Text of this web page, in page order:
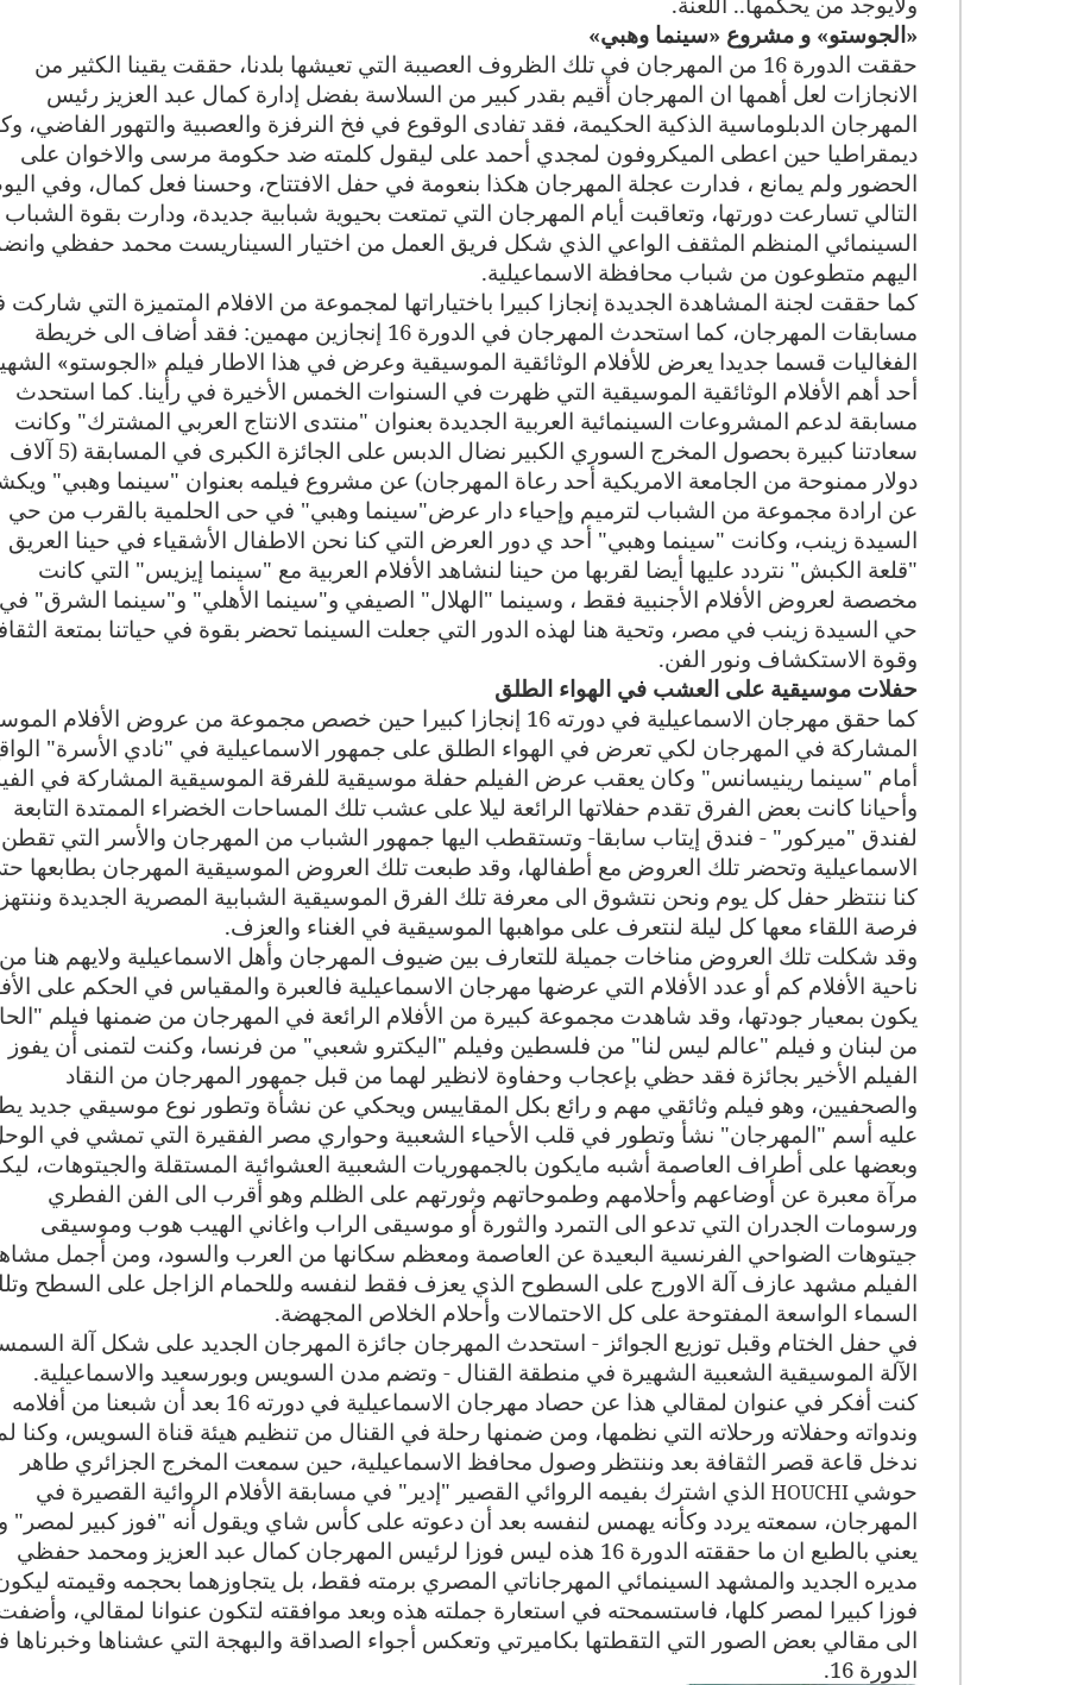
«الجوستو» و مشروع «سينما وهبي»
حققت الدورة 16 من المهرجان في تلك الظروف العصيبة التي تعيشها بلدنا، حققت يقينا الكثير من
الانجازات لعل أهمها ان المهرجان أقيم بقدر كبير من السلاسة بفضل إدارة كمال عبد العزيز رئيس
المهرجان الدبلوماسية الذكية الحكيمة، فقد تفادى الوقوع في فخ النرفزة والعصبية والتهور الفاضي،
ديمقراطيا حين اعطى الميكروفون لمجدي أحمد على ليقول كلمته ضد حكومة مرسى والاخوان على
الحضور ولم يمانع ، فدارت عجلة المهرجان هكذا بنعومة في حفل الافتتاح، وحسنا فعل كمال، وفي
التالي تسارعت دورتها، وتعاقبت أيام المهرجان التي تمتعت بحيوية شبابية جديدة، ودارت بقوة الشباب
السينمائي المنظم المثقف الواعي الذي شكل فريق العمل من اختيار السيناريست محمد حفظي
اليهم متطوعون من شباب محافظة الاسماعيلية.
كما حققت لجنة المشاهدة الجديدة إنجازا كبيرا باختياراتها لمجموعة من الافلام المتميزة التي
مسابقات المهرجان، كما استحدث المهرجان في الدورة 16 إنجازين مهمين: فقد أضاف الى خريطة
الفغاليات قسما جديدا يعرض للأفلام الوثائقية الموسيقية وعرض في هذا الاطار فيلم «الجوستو»
أحد أهم الأفلام الوثائقية الموسيقية التي ظهرت في السنوات الخمس الأخيرة في رأينا. كما استحدث
مسابقة لدعم المشروعات السينمائية العربية الجديدة بعنوان "منتدى الانتاج العربي المشترك" وكانت
سعادتنا كبيرة بحصول المخرج السوري الكبير نضال الدبس على الجائزة الكبرى في المسابقة (5 آلاف
دولار ممنوحة من الجامعة الامريكية أحد رعاة المهرجان) عن مشروع فيلمه بعنوان "سينما وهبي"
عن ارادة مجموعة من الشباب لترميم وإحياء دار عرض"سينما وهبي" في حى الحلمية بالقرب من حي
السيدة زينب، وكانت "سينما وهبي" أحد ي دور العرض التي كنا نحن الاطفال الأشقياء في حينا العريق
"قلعة الكبش" نتردد عليها أيضا لقربها من حينا لنشاهد الأفلام العربية مع "سينما إيزيس" التي كانت
مخصصة لعروض الأفلام الأجنبية فقط ، وسينما "الهلال" الصيفي و"سينما الأهلي" و"سينما الشرق" في
حي السيدة زينب في مصر، وتحية هنا لهذه الدور التي جعلت السينما تحضر بقوة في حياتنا بمتعة
وقوة الاستكشاف ونور الفن.
حفلات موسيقية على العشب في الهواء الطلق
كما حقق مهرجان الاسماعيلية في دورته 16 إنجازا كبيرا حين خصص مجموعة من عروض الأفلام
المشاركة في المهرجان لكي تعرض في الهواء الطلق على جمهور الاسماعيلية في "نادي الأسرة"
أمام "سينما رينيسانس" وكان يعقب عرض الفيلم حفلة موسيقية للفرقة الموسيقية المشاركة في
وأحيانا كانت بعض الفرق تقدم حفلاتها الرائعة ليلا على عشب تلك المساحات الخضراء الممتدة التابعة
لفندق "ميركور" - فندق إيتاب سابقا- وتستقطب اليها جمهور الشباب من المهرجان والأسر التي تقطن
الاسماعيلية وتحضر تلك العروض مع أطفالها، وقد طبعت تلك العروض الموسيقية المهرجان بطابعها
كنا ننتظر حفل كل يوم ونحن نتشوق الى معرفة تلك الفرق الموسيقية الشبابية المصرية الجديدة وننتهز
فرصة اللقاء معها كل ليلة لنتعرف على مواهبها الموسيقية في الغناء والعزف.
وقد شكلت تلك العروض مناخات جميلة للتعارف بين ضيوف المهرجان وأهل الاسماعيلية ولايهم هنا من
ناحية الأفلام كم أو عدد الأفلام التي عرضها مهرجان الاسماعيلية فالعبرة والمقياس في الحكم على
يكون بمعيار جودتها، وقد شاهدت مجموعة كبيرة من الأفلام الرائعة في المهرجان من ضمنها فيلم
من لبنان و فيلم "عالم ليس لنا" من فلسطين وفيلم "اليكترو شعبي" من فرنسا، وكنت لتمنى أن يفوز
الفيلم الأخير بجائزة فقد حظي بإعجاب وحفاوة لانظير لهما من قبل جمهور المهرجان من النقاد
والصحفيين، وهو فيلم وثائقي مهم و رائع بكل المقاييس ويحكي عن نشأة وتطور نوع موسيقي جديد
عليه أسم "المهرجان" نشأ وتطور في قلب الأحياء الشعبية وحواري مصر الفقيرة التي تمشي في
وبعضها على أطراف العاصمة أشبه مايكون بالجمهوريات الشعبية العشوائية المستقلة والجيتوهات،
مرآة معبرة عن أوضاعهم وأحلامهم وطموحاتهم وثورتهم على الظلم وهو أقرب الى الفن الفطري
ورسومات الجدران التي تدعو الى التمرد والثورة أو موسيقى الراب واغاني الهيب هوب وموسيقى
جيتوهات الضواحي الفرنسية البعيدة عن العاصمة ومعظم سكانها من العرب والسود، ومن أجمل
الفيلم مشهد عازف آلة الاورج على السطوح الذي يعزف فقط لنفسه وللحمام الزاجل على السطح
السماء الواسعة المفتوحة على كل الاحتمالات وأحلام الخلاص المجهضة.
في حفل الختام وقبل توزيع الجوائز - استحدث المهرجان جائزة المهرجان الجديد على شكل آلة
الآلة الموسيقية الشعبية الشهيرة في منطقة القنال - وتضم مدن السويس وبورسعيد والاسماعيلية.
كنت أفكر في عنوان لمقالي هذا عن حصاد مهرجان الاسماعيلية في دورته 16 بعد أن شبعنا من أفلامه
وندواته وحفلاته ورحلاته التي نظمها، ومن ضمنها رحلة في القنال من تنظيم هيئة قناة السويس، وكنا
ندخل قاعة قصر الثقافة بعد وننتظر وصول محافظ الاسماعيلية، حين سمعت المخرج الجزائري طاهر
حوشي HOUCHI الذي اشترك بفيمه الروائي القصير "إدير" في مسابقة الأفلام الروائية القصيرة في
المهرجان، سمعته يردد وكأنه يهمس لنفسه بعد أن دعوته على كأس شاي ويقول أنه "فوز كبير لمصر"
يعني بالطبع ان ما حققته الدورة 16 هذه ليس فوزا لرئيس المهرجان كمال عبد العزيز ومحمد حفظي
مديره الجديد والمشهد السينمائي المهرجاناتي المصري برمته فقط، بل يتجاوزهما بحجمه وقيمته
فوزا كبيرا لمصر كلها، فاستسمحته في استعارة جملته هذه وبعد موافقته لتكون عنوانا لمقالي،
الى مقالي بعض الصور التي التقطتها بكاميرتي وتعكس أجواء الصداقة والبهجة التي عشناها وخبرناها
الدورة 16.